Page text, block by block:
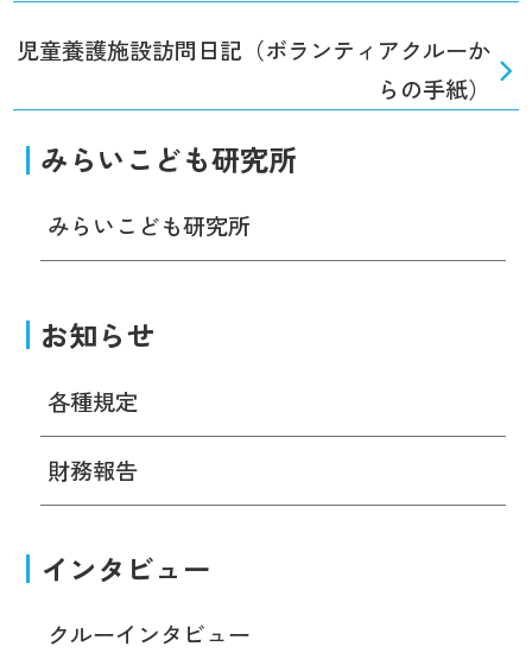
児童養護施設訪問日記（ボランティアクルーか
らの手紙）
みらいこども研究所
みらいこども研究所
お知らせ
各種規定
財務報告
インタビュー
クルーインタビュー